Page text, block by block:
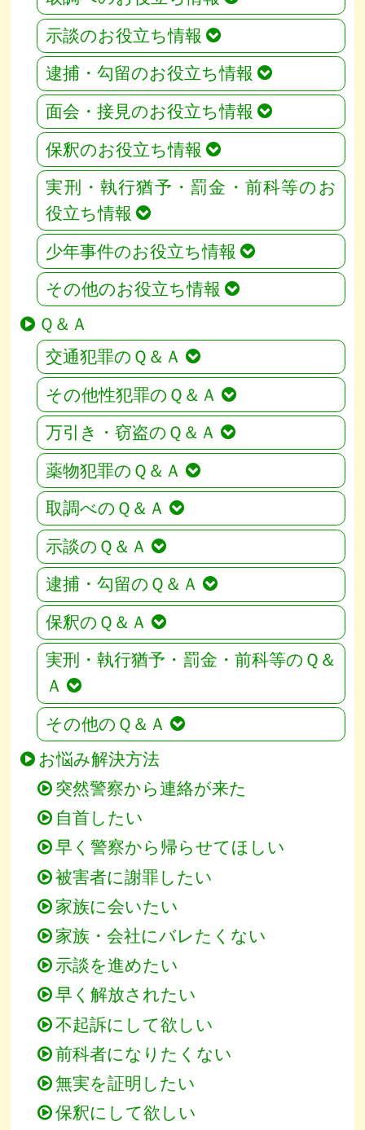
示談のお役立ち情報
逮捕・勾留のお役立ち情報
面会・接見のお役立ち情報
保釈のお役立ち情報
実刑・執行猶予・罰金・前科等のお
役立ち情報
少年事件のお役立ち情報
その他のお役立ち情報
Ｑ＆Ａ
交通犯罪のＱ＆Ａ
その他性犯罪のＱ＆Ａ
万引き・窃盗のＱ＆Ａ
薬物犯罪のＱ＆Ａ
取調べのＱ＆Ａ
示談のＱ＆Ａ
逮捕・勾留のＱ＆Ａ
保釈のＱ＆Ａ
実刑・執行猶予・罰金・前科等のＱ＆
Ａ
その他のＱ＆Ａ
お悩み解決方法
突然警察から連絡が来た
自首したい
早く警察から帰らせてほしい
被害者に謝罪したい
家族に会いたい
家族・会社にバレたくない
示談を進めたい
早く解放されたい
不起訴にして欲しい
前科者になりたくない
無実を証明したい
保釈にして欲しい